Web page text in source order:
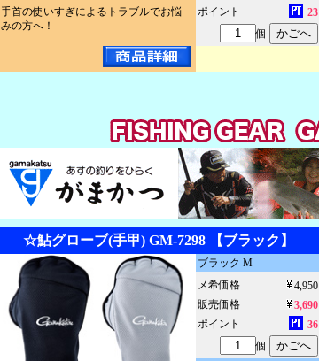
手首の使いすぎによるトラブルでお悩
みの方へ！
ポイント
23
個
☆鮎グローブ(手甲) GM-7298 【ブラック】
ブラック M
メ希価格
4,950
販売価格
3,690
ポイント
36
個